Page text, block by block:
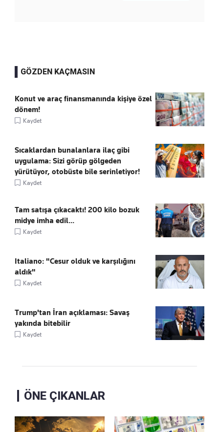
GÖZDEN KAÇMASIN
Konut ve araç finansmanında kişiye özel
dönem!
Kaydet
Sıcaklardan bunalanlara ilaç gibi
uygulama: Sizi görüp gölgeden
yürütüyor, otobüste bile serinletiyor!
Kaydet
Tam satışa çıkacaktı! 200 kilo bozuk
midye imha edil...
Kaydet
Italiano: "Cesur olduk ve karşılığını
aldık"
Kaydet
Trump'tan İran açıklaması: Savaş
yakında bitebilir
Kaydet
ÖNE ÇIKANLAR